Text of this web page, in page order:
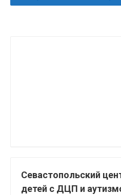
Севастопольский
детей с ДЦП и